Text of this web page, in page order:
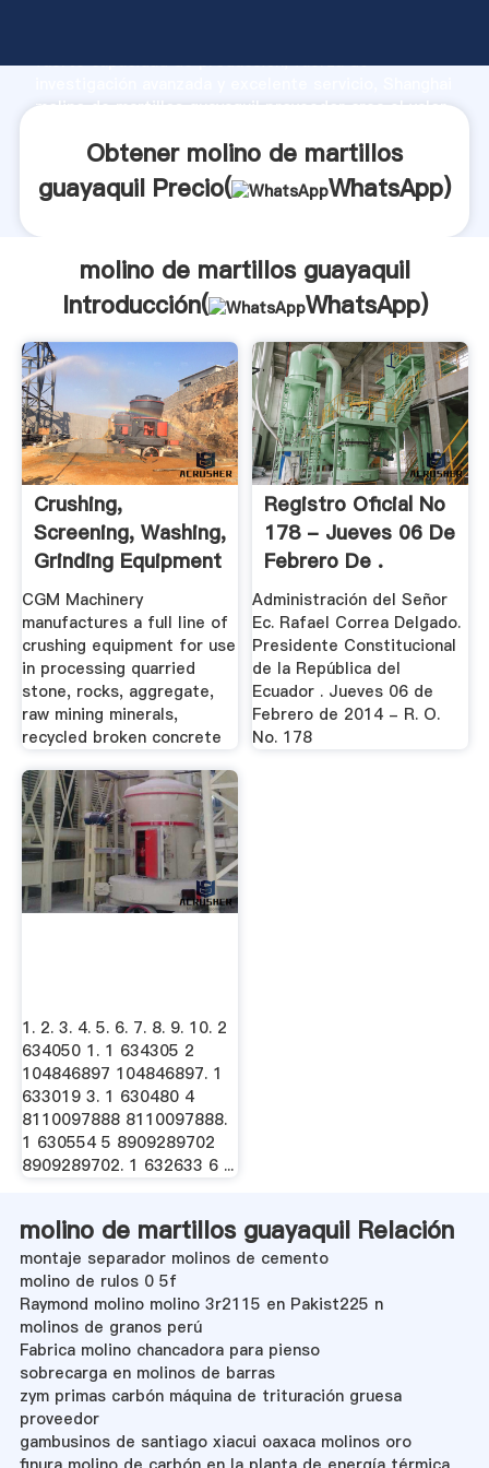
fuerte capacidad de producción, fuerza de
molino de martillos guayaquil proveedor crea el valor
Obtener molino de martillos
guayaquil Precio(
WhatsApp)
molino de martillos guayaquil
Introducción(
WhatsApp)
Crushing,
Screening, Washing,
Grinding Equipment
.
CGM Machinery
manufactures a full line of
crushing equipment for use
in processing quarried
stone, rocks, aggregate,
raw mining minerals,
recycled broken concrete
Registro Oficial No
178 - Jueves 06 De
Febrero De .
Administración del Señor
Ec. Rafael Correa Delgado.
Presidente Constitucional
de la República del
Ecuador . Jueves 06 de
Febrero de 2014 - R. O.
No. 178
1. 2. 3. 4. 5. 6. 7. 8. 9. 10. 2
634050 1. 1 634305 2
104846897 104846897. 1
633019 3. 1 630480 4
8110097888 8110097888.
1 630554 5 8909289702
8909289702. 1 632633 6 ...
molino de martillos guayaquil Relación
montaje separador molinos de cemento
molino de rulos 0 5f
Raymond molino molino 3r2115 en Pakist225 n
molinos de granos perú
Fabrica molino chancadora para pienso
sobrecarga en molinos de barras
zym primas carbón máquina de trituración gruesa
proveedor
gambusinos de santiago xiacui oaxaca molinos oro